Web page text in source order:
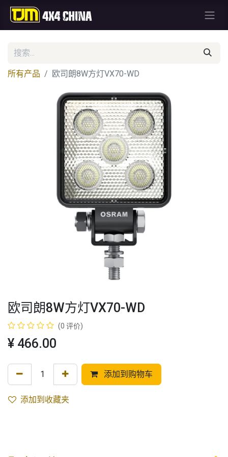
所有产品 欧司朗8W方灯VX70-WD
欧司朗8W方灯VX70-WD
(0 评价)
¥ 466.00
添加到购物车
添加到收藏夹